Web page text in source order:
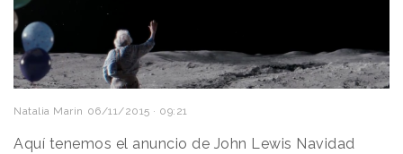
Natalia Marin 06/11/2015 · 09:21
Aquí tenemos el anuncio de John Lewis Navidad